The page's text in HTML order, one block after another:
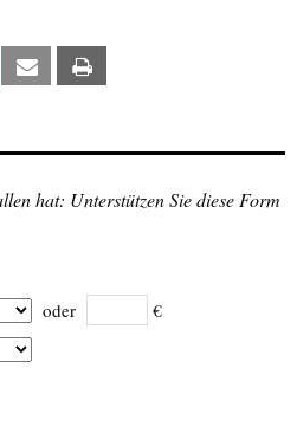
Xing Email
hat: Unterstützen Sie diese Form
oder €